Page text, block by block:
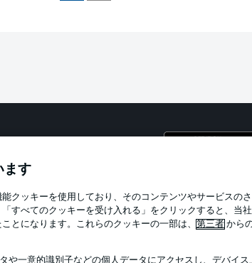
ます
クッキーを使用しており、そのコンテンツやサービスの
すべてのクッキーを受け入れる」をクリックすると、当
とになります。これらのクッキーの一部は、 第三者 から
や一意的識別子などの個人データにアクセスし、デバイ